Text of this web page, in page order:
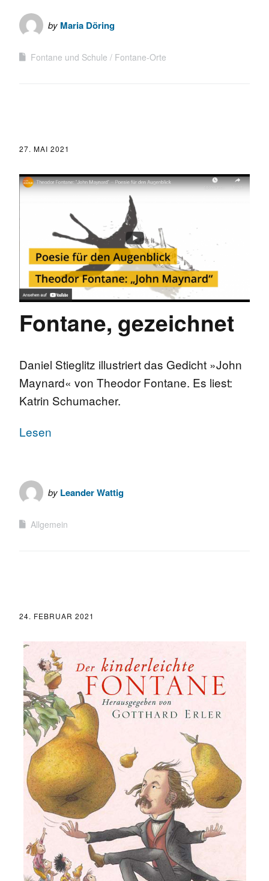
by Maria Döring
Fontane und Schule Fontane-Orte
27. MAI 2021
Fontane, gezeichnet
Daniel Stieglitz illustriert das Gedicht »John
Maynard« von Theodor Fontane. Es liest:
Katrin Schumacher.
Lesen
by Leander Wattig
Allgemein
24. FEBRUAR 2021